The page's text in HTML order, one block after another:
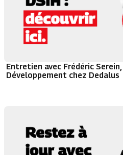
Entretien avec Frédéric
Développement chez Dedalus